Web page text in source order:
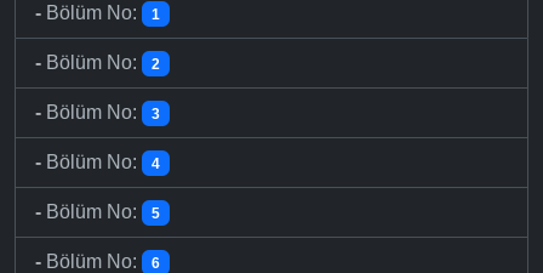
- Bölüm No: 1
- Bölüm No: 2
- Bölüm No: 3
- Bölüm No: 4
- Bölüm No: 5
- Bölüm No: 6